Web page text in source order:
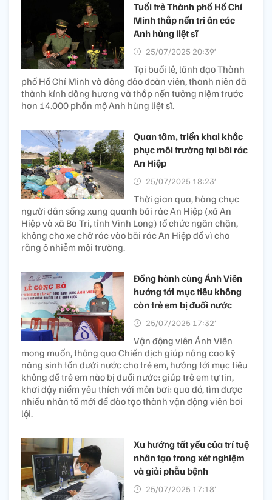
Tuổi trẻ Thành phố Hồ Chí
Minh thắp nến tri ân các
Anh hùng liệt sĩ
25/07/2025 20:39’
Tại buổi lễ, lãnh đạo Thành
phố Hồ Chí Minh và đông đảo đoàn viên, thanh niên đã
thành kính dâng hương và thắp nến tưởng niệm trước
hơn 14.000 phần mộ Anh hùng liệt sĩ.
Quan tâm, triển khai khắc
phục môi trường tại bãi rác
An Hiệp
25/07/2025 18:23’
Thời gian qua, hàng chục
người dân sống xung quanh bãi rác An Hiệp (xã An
Hiệp và xã Ba Tri, tỉnh Vĩnh Long) tổ chức ngăn chặn,
không cho xe chở rác vào bãi rác An Hiệp đổ vì cho
rằng ô nhiễm môi trường.
Đồng hành cùng Ánh Viên
hướng tới mục tiêu không
còn trẻ em bị đuối nước
25/07/2025 17:32’
Vận động viên Ánh Viên
mong muốn, thông qua Chiến dịch giúp nâng cao kỹ
năng sinh tồn dưới nước cho trẻ em, hướng tới mục tiêu
không để trẻ em nào bị đuối nước; giúp trẻ em tự tin,
khơi dậy niềm yêu thích với môn bơi; qua đó, tìm được
nhiều nhân tố mới để đào tạo thành vận động viên bơi
lội.
Xu hướng tất yếu của trí tuệ
nhân tạo trong xét nghiệm
và giải phẫu bệnh
25/07/2025 17:18’